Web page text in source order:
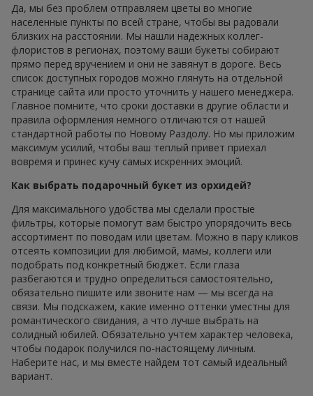
Да, мы без проблем отправляем цветы во многие
населенные пункты по всей стране, чтобы вы радовали
близких на расстоянии. Мы нашли надежных коллег-
флористов в регионах, поэтому ваши букеты собирают
прямо перед вручением и они не завянут в дороге. Весь
список доступных городов можно глянуть на отдельной
странице сайта или просто уточнить у нашего менеджера.
Главное помните, что сроки доставки в другие области и
правила оформления немного отличаются от нашей
стандартной работы по Новому Раздолу. Но мы приложим
максимум усилий, чтобы ваш теплый привет приехал
вовремя и принес кучу самых искренних эмоций.
Как выбрать подарочный букет из орхидей?
Для максимального удобства мы сделали простые
фильтры, которые помогут вам быстро упорядочить весь
ассортимент по поводам или цветам. Можно в пару кликов
отсеять композиции для любимой, мамы, коллеги или
подобрать под конкретный бюджет. Если глаза
разбегаются и трудно определиться самостоятельно,
обязательно пишите или звоните нам — мы всегда на
связи. Мы подскажем, какие именно оттенки уместны для
романтического свидания, а что лучше выбрать на
солидный юбилей. Обязательно учтем характер человека,
чтобы подарок получился по-настоящему личным.
Наберите нас, и мы вместе найдем тот самый идеальный
вариант.